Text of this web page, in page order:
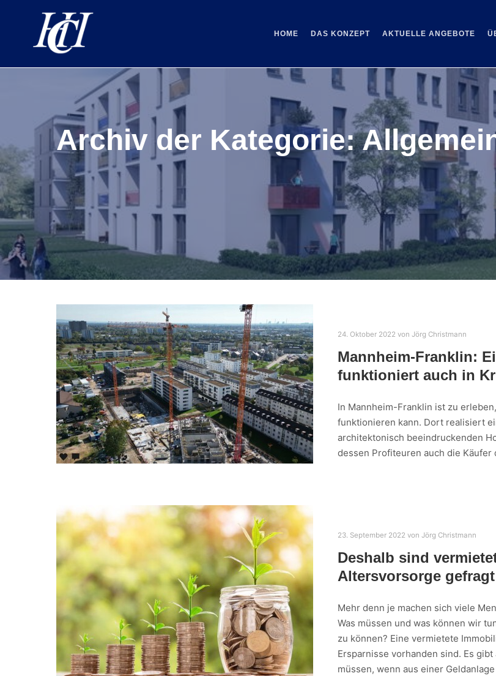
HOME DAS KONZEPT AKTUELLE ANGEBOTE
Archiv der Kategorie:
24. Oktober 2022 von Jörg Christmann
Mannheim-Franklin:
funktioniert auch in
In Mannheim-Franklin ist zu
funktionieren kann. Dort realisiert
architektonisch beeindruckenden
dessen Profiteuren auch die Käufer
23. September 2022 von Jörg Christmann
Deshalb sind
Altersvorsorge gefragt
Mehr denn je machen sich viele
Was müssen und was können wir
zu können? Eine vermietete
Ersparnisse vorhanden sind. Es
müssen, wenn aus einer